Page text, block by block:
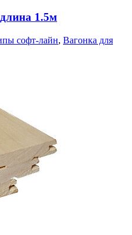
1.5м
софт-лайн, Вагонка для